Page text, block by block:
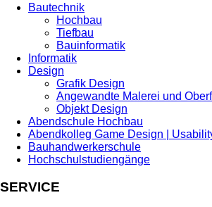
Bautechnik
Hochbau
Tiefbau
Bauinformatik
Informatik
Design
Grafik Design
Angewandte Malerei und
Objekt Design
Abendschule Hochbau
Abendkolleg Game Design |
Bauhandwerkerschule
Hochschulstudiengänge
SERVICE